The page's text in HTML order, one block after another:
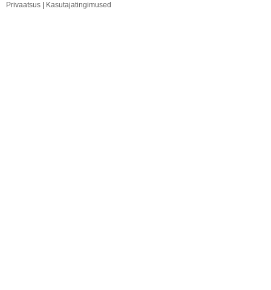
Privaatsus
Kasutajatingimused